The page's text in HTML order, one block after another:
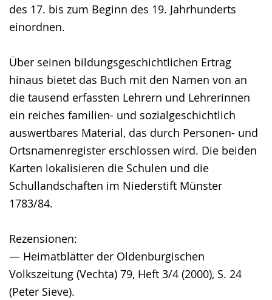
des 17. bis zum Beginn des 19. Jahrhunderts
einordnen.
Über seinen bildungsgeschichtlichen Ertrag
hinaus bietet das Buch mit den Namen von an
die tausend erfassten Lehrern und Lehrerinnen
ein reiches familien- und sozialgeschichtlich
auswertbares Material, das durch Personen- und
Ortsnamenregister erschlossen wird. Die beiden
Karten lokalisieren die Schulen und die
Schullandschaften im Niederstift Münster
1783/84.
Rezensionen:
— Heimatblätter der Oldenburgischen
Volkszeitung (Vechta) 79, Heft 3/4 (2000), S. 24
(Peter Sieve).